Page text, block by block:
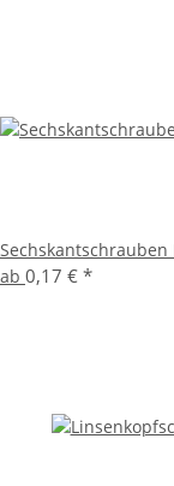
Sechskantschrauben
ab 0,17 € *